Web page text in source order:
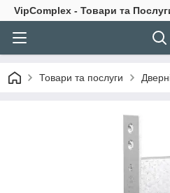
VipComplex - Товари та
Товари та послуги